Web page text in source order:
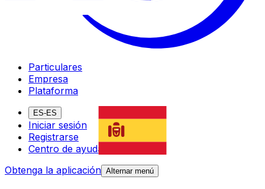
Particulares
Empresa
Plataforma
ES-ES
Iniciar sesión
Registrarse
Centro de ayuda
Obtenga la aplicación Alternar menú